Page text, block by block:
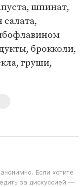
шпинат,
салата,
брокколи,
груши,
Если хотите
за дискуссией —